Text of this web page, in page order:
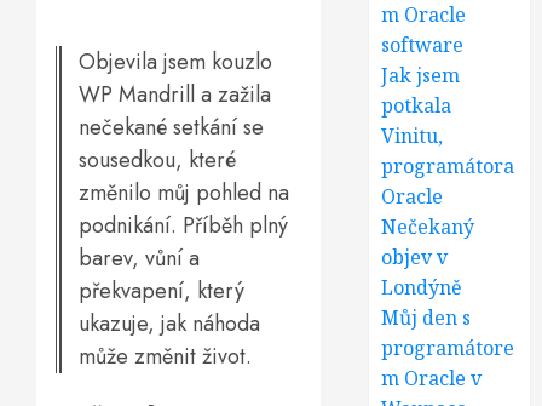
Objevila jsem kouzlo
WP Mandrill a zažila
nečekané setkání se
sousedkou, které
změnilo můj pohled na
podnikání. Příběh plný
barev, vůní a
překvapení, který
ukazuje, jak náhoda
může změnit život.
m Oracle
software
Jak jsem
potkala
Vinitu,
programátora
Oracle
Nečekaný
objev v
Londýně
Můj den s
programátore
m Oracle v